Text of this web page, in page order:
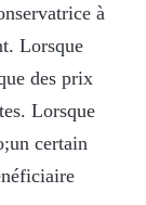
à
Lorsque
des prix
Lorsque
certain